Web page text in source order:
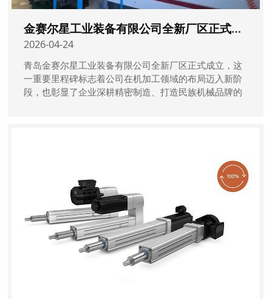
金赛尔星工业装备有限公司全新厂区正式成立
2026-04-24
青岛金赛尔星工业装备有限公司全新厂区正式成立，这
一重要里程碑标志着公司在机加工领域的布局迈入新阶
段，也彰显了企业深耕精密制造、打造民族机械品牌的